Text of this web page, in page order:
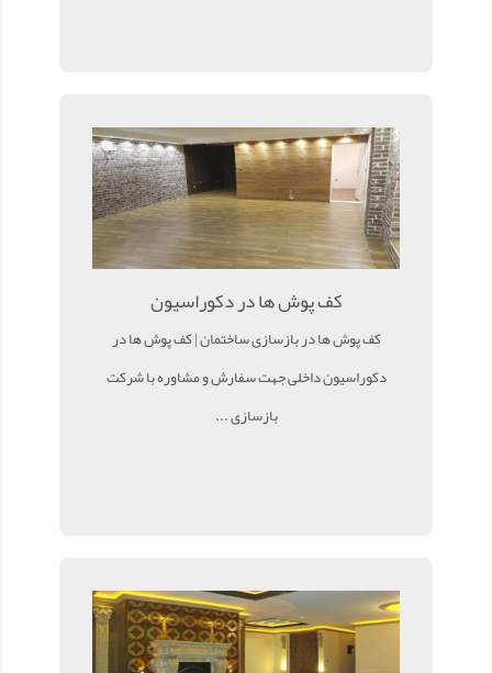
کف پوش ها در دکوراسیون
کف پوش ها در بازسازی ساختمان | کف پوش ها در
دکوراسیون داخلی جهت سفارش و مشاوره با شرکت
بازسازی ...